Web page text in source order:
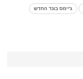
ג'יימס בונד החדש